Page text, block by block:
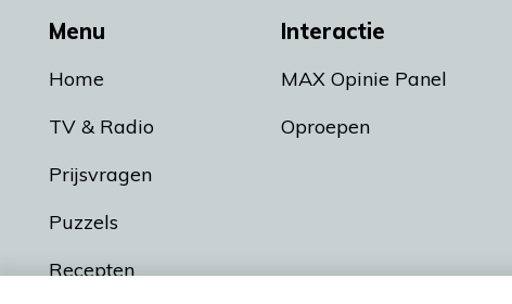
Menu
Home
TV & Radio
Prijsvragen
Puzzels
Recepten
Interactie
MAX Opinie Panel
Oproepen